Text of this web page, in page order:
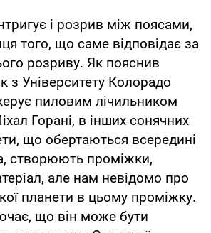
і розрив між поясами,
того, що саме відповідає за
розриву. Як пояснив
з Університету Колорадо
пиловим лічильником
Горані, в інших сонячних
що обертаються всередині
створюють проміжки,
але нам невідомо про
планети в цьому проміжку.
що він може бути